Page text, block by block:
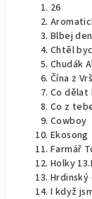
26
Blbej den
Chtěl
Chudák
Čína z
Co dělat
Co z
Cowboy
Ekosong
Farmář
Holky
Hrdinský
I když